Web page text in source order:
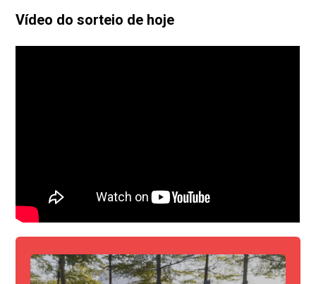
Vídeo do sorteio de hoje